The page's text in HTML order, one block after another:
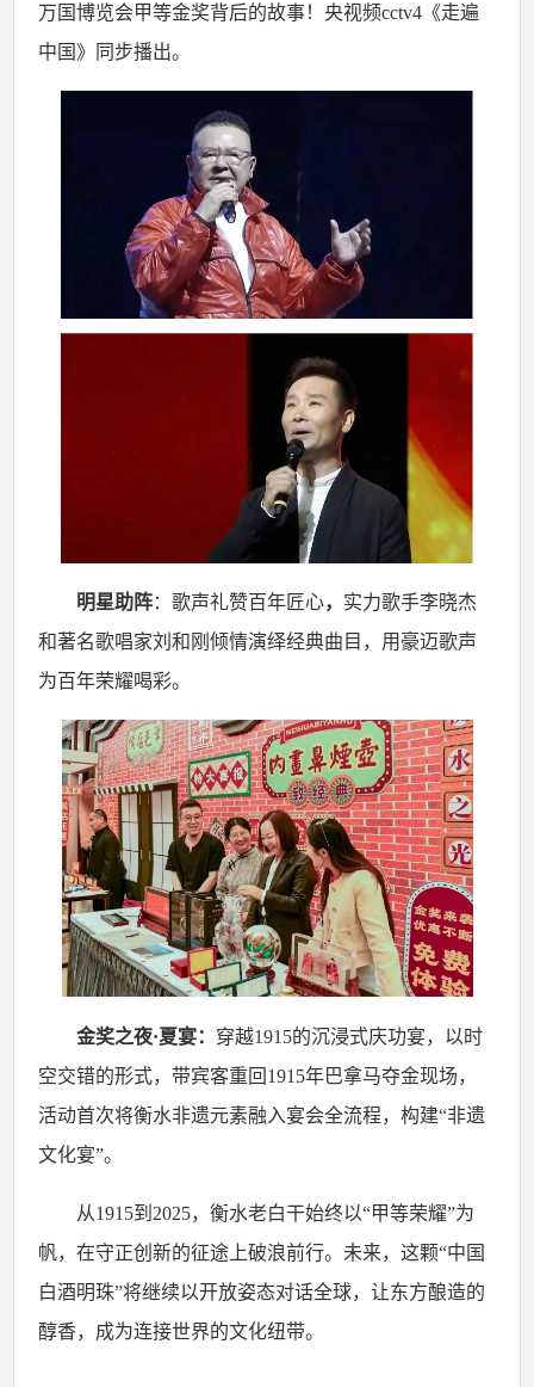
万国博览会甲等金奖背后的故事！央视频cctv4 《走遍
中国》同步播出。
明星助阵：歌声礼赞百年匠心， 实力歌手李晓杰
和著名歌唱家刘和刚倾情演绎经典曲目，用豪迈歌声
为百年荣耀喝彩。
金奖之夜·夏宴： 穿越1915的沉浸式庆功宴，以时
空交错的形式，带宾客重回1915年巴拿马夺金现场，
活动首次将衡水非遗元素融入宴会全流程，构建“非遗
文化宴”。
从1915到2025，衡水老白干始终以“甲等荣耀”为
帆，在守正创新的征途上破浪前行。未来，这颗“中国
白酒明珠”将继续以开放姿态对话全球，让东方酿造的
醇香，成为连接世界的文化纽带。